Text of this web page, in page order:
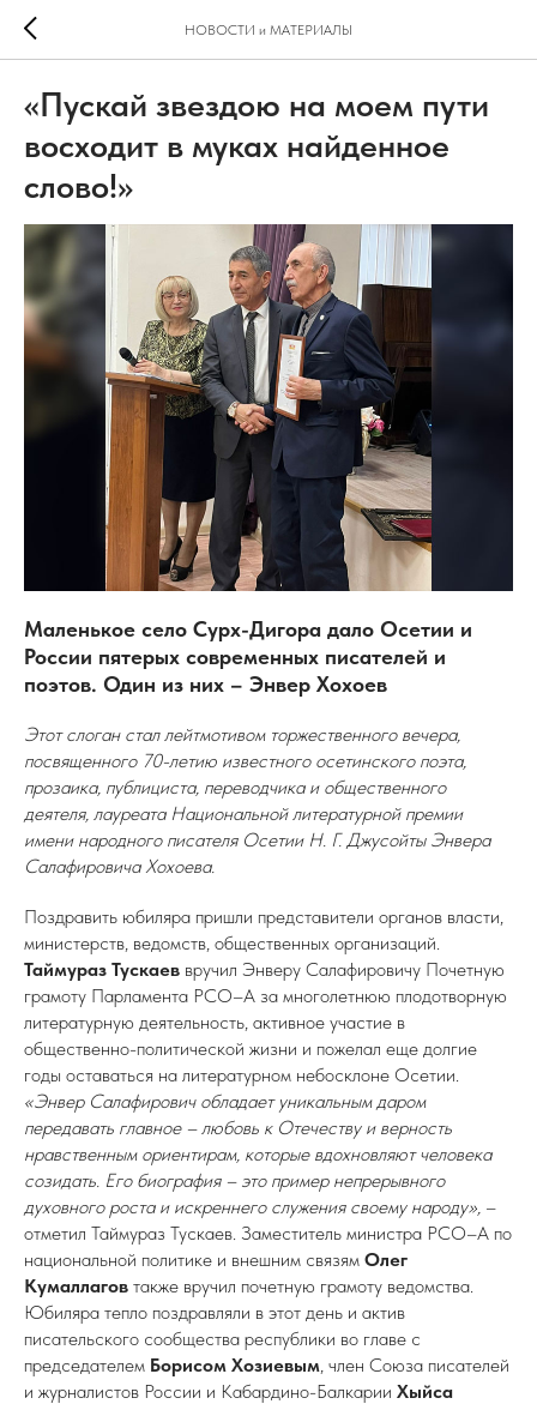
НОВОСТИ и МАТЕРИАЛЫ
«Пускай звездою на моем пути
восходит в муках найденное
слово!»
Маленькое село Сурх-Дигора дало Осетии и
России пятерых современных писателей и
поэтов. Один из них – Энвер Хохоев
Этот слоган стал лейтмотивом торжественного вечера,
посвященного 70-летию известного осетинского поэта,
прозаика, публициста, переводчика и общественного
деятеля, лауреата Национальной литературной премии
имени народного писателя Осетии Н. Г. Джусойты Энвера
Салафировича Хохоева.
Поздравить юбиляра пришли представители органов власти,
министерств, ведомств, общественных организаций.
Таймураз Тускаев вручил Энверу Салафировичу Почетную
грамоту Парламента РСО–А за многолетнюю плодотворную
литературную деятельность, активное участие в
общественно-политической жизни и пожелал еще долгие
годы оставаться на литературном небосклоне Осетии.
«Энвер Салафирович обладает уникальным даром
передавать главное – любовь к Отечеству и верность
нравственным ориентирам, которые вдохновляют человека
созидать. Его биография – это пример непрерывного
духовного роста и искреннего служения своему народу», –
отметил Таймураз Тускаев. Заместитель министра РСО–А по
национальной политике и внешним связям Олег
Кумаллагов также вручил почетную грамоту ведомства.
Юбиляра тепло поздравляли в этот день и актив
писательского сообщества республики во главе с
председателем Борисом Хозиевым, член Союза писателей
и журналистов России и Кабардино-Балкарии Хыйса